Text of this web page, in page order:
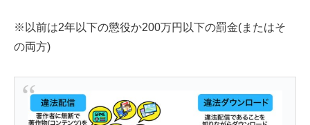
※以前は2年以下の懲役か200万円以下の罰金(またはそ
の両方)